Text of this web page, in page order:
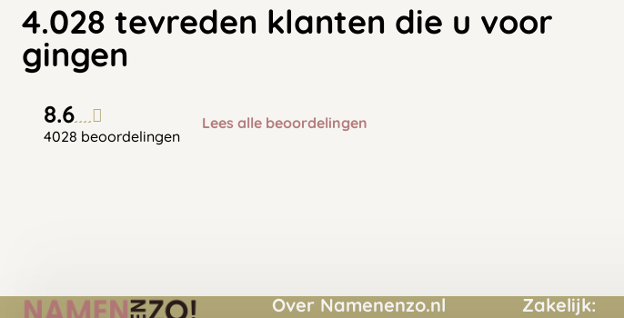
4.028 tevreden klanten die u voor
gingen
8.6
4028 beoordelingen
Lees alle beoordelingen
Over Namenenzo.nl Zakelijk: